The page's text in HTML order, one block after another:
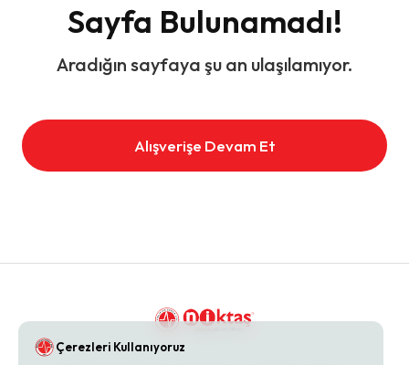
Sayfa Bulunamadı!
Aradığın sayfaya şu an ulaşılamıyor.
Alışverişe Devam Et
Çerezleri Kullanıyoruz